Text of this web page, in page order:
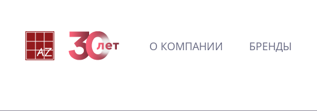
О КОМПАНИИ БРЕНДЫ